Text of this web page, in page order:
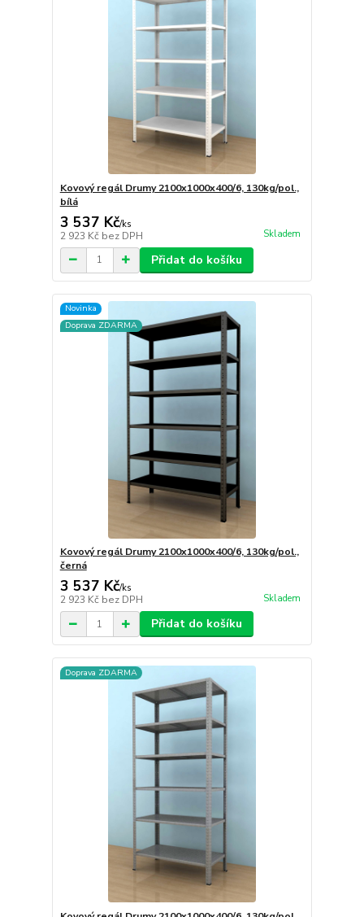
Kovový regál Drumy 2100x1000x400/6, 130kg/pol.,
bílá
3 537 Kč/ks
2 923 Kč bez DPH Skladem
Přidat do košíku
Novinka
Doprava ZDARMA
Kovový regál Drumy 2100x1000x400/6, 130kg/pol.,
černá
3 537 Kč/ks
2 923 Kč bez DPH Skladem
Přidat do košíku
Doprava ZDARMA